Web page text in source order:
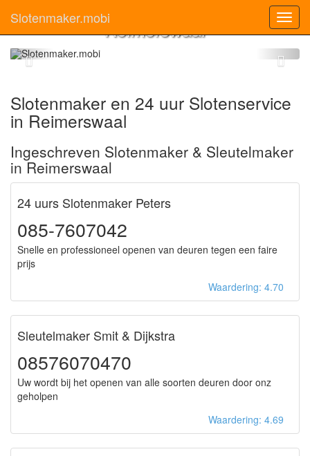
Slotenmaker.mobiSlotenmaker
Reimerswaal
Slotenmaker en 24 uur Slotenservice
in Reimerswaal
Ingeschreven Slotenmaker & Sleutelmaker
in Reimerswaal
24 uurs Slotenmaker Peters
085-7607042
Snelle en professioneel openen van deuren tegen een faire
prijs
Waardering: 4.70
Sleutelmaker Smit & Dijkstra
08576070470
Uw wordt bij het openen van alle soorten deuren door onz
geholpen
Waardering: 4.69